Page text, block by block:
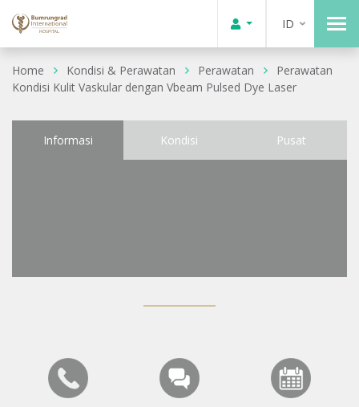
ID
Home Kondisi & Perawatan Perawatan
Perawatan
Kondisi Kulit Vaskular dengan Vbeam Pulsed Dye Laser
Informasi Kondisi Pusat